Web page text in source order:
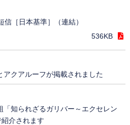
［日本基準］（連結）
536KB
アクアルーフが掲載されました
「知られざるガリバー～エクセレン
介されます